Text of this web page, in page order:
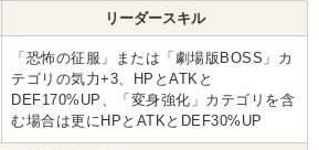
リーダースキル
「恐怖の征服」または「劇場版BOSS」カ
テゴリの気力+3、HPとATKと
DEF170%UP、「変身強化」カテゴリを含
む場合は更にHPとATKとDEF30%UP